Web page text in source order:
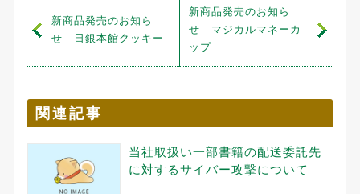
新商品発売のお知ら
せ 日銀本館クッキー
新商品発売のお知ら
せ マジカルマネーカ
ップ
関連記事
当社取扱い一部書籍の配送委託先
に対するサイバー攻撃について